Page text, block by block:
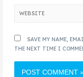
SAVE MY NAME,
THE NEXT TIME I